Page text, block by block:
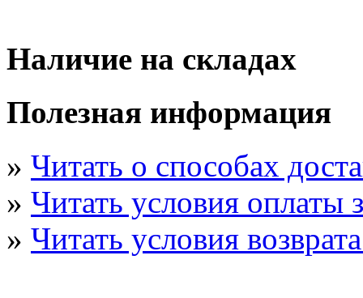
Наличие на складах
Полезная информация
» Читать о способах
» Читать условия оплаты
» Читать условия